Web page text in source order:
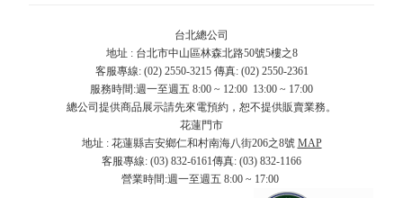
台北總公司
地址 : 台北市中山區林森北路50號5樓之8
客服專線: (02) 2550-3215 傳真: (02) 2550-2361
服務時間:週一至週五 8:00 ~ 12:00 13:00 ~ 17:00
總公司提供商品展示請先來電預約，恕不提供販賣業務。
花蓮門市
地址 : 花蓮縣吉安鄉仁和村南海八街206之8號 MAP
客服專線: (03) 832-6161傳真: (03) 832-1166
營業時間:週一至週五 8:00 ~ 17:00